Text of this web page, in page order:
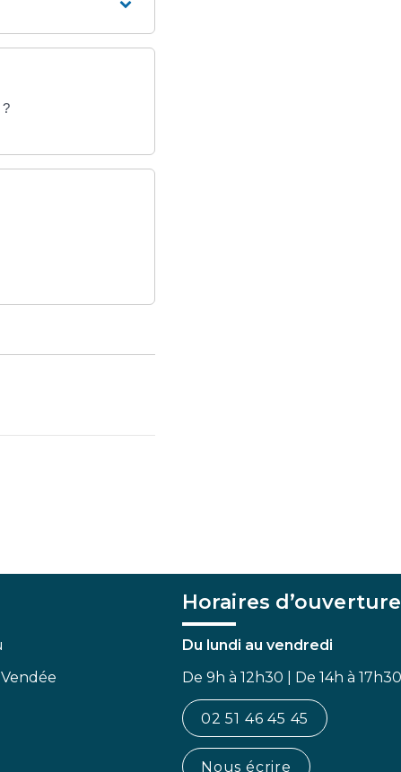
?
Horaires d’ouverture
Du lundi au vendredi
De 9h à 12h30 | De 14h à 17h30
02 51 46 45 45
Nous écrire